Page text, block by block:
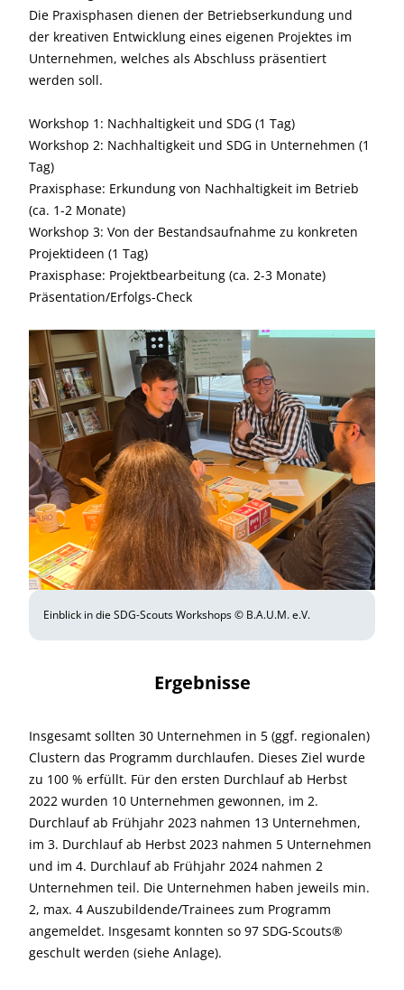
Die Praxisphasen dienen der Betriebserkundung und
der kreativen Entwicklung eines eigenen Projektes im
Unternehmen, welches als Abschluss präsentiert
werden soll.
Workshop 1: Nachhaltigkeit und SDG (1 Tag)
Workshop 2: Nachhaltigkeit und SDG in Unternehmen (1
Tag)
Praxisphase: Erkundung von Nachhaltigkeit im Betrieb
(ca. 1-2 Monate)
Workshop 3: Von der Bestandsaufnahme zu konkreten
Projektideen (1 Tag)
Praxisphase: Projektbearbeitung (ca. 2-3 Monate)
Präsentation/Erfolgs-Check
Einblick in die SDG-Scouts Workshops © B.A.U.M. e.V.
Ergebnisse
Insgesamt sollten 30 Unternehmen in 5 (ggf. regionalen)
Clustern das Programm durchlaufen. Dieses Ziel wurde
zu 100 % erfüllt. Für den ersten Durchlauf ab Herbst
2022 wurden 10 Unternehmen gewonnen, im 2.
Durchlauf ab Frühjahr 2023 nahmen 13 Unternehmen,
im 3. Durchlauf ab Herbst 2023 nahmen 5 Unternehmen
und im 4. Durchlauf ab Frühjahr 2024 nahmen 2
Unternehmen teil. Die Unternehmen haben jeweils min.
2, max. 4 Auszubildende/Trainees zum Programm
angemeldet. Insgesamt konnten so 97 SDG-Scouts®
geschult werden (siehe Anlage).